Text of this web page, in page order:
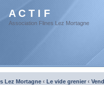
A C T I F
Association Flines Lez Mortagne
Lez Mortagne ‹ Le vide grenier ‹